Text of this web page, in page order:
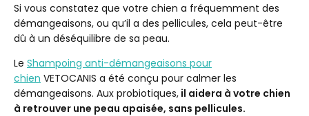
Si vous constatez que votre chien a fréquemment des
démangeaisons, ou qu’il a des pellicules, cela peut-être
dû à un déséquilibre de sa peau.
Le Shampoing anti-démangeaisons pour
chien VETOCANIS a été conçu pour calmer les
démangeaisons. Aux probiotiques, il aidera à votre chien
à retrouver une peau apaisée, sans pellicules.